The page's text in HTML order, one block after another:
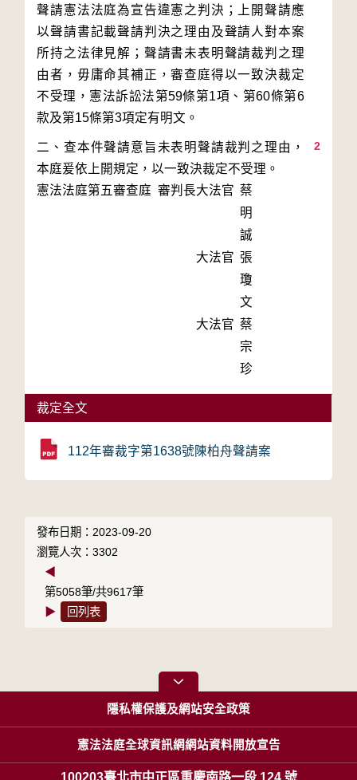
聲請憲法法庭為宣告違憲之判決；上開聲請應
以聲請書記載聲請判決之理由及聲請人對本案
所持之法律見解；聲請書未表明聲請裁判之理
由者，毋庸命其補正，審查庭得以一致決裁定
不受理，憲法訴訟法第59條第1項、第60條第6
2
二、查本件聲請意旨未表明聲請裁判之理由，
本庭爰依上開規定，以一致決裁定不受理。
憲法法庭第五審查庭 審判長大法官 蔡
明
誠
大法官 張
瓊
文
大法官 蔡
宗
珍
裁定全文
112年審裁字第1638號陳柏舟聲請案
發布日期：2023-09-20
瀏覽人次：3302
◀
第5058筆/共9617筆
▶
回列表
隱私權保護及網站安全政策
憲法法庭全球資訊網網站資料開放宣告
100203臺北市中正區重慶南路一段 124 號